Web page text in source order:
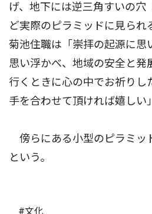
げ、地下には逆三角すいの穴
ど実際のピラミッドに見られ
菊池住職は「崇拝の起源に思
思い浮かべ、地域の安全と発
行くときに心の中でお祈りし
手を合わせて頂ければ嬉しい
傍らにある小型のピラミッ
という。
#文化